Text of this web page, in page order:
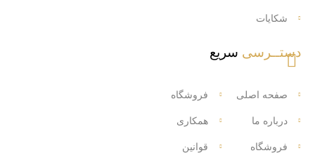
شکایات
دستــرسی سریع
صفحه اصلی
درباره ما
فروشگاه
فروشگاه
همکاری
قوانین